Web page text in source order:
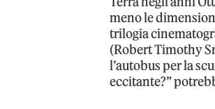
meno le
trilogia
(Robert Timothy
l’autobus per la
eccitante?”